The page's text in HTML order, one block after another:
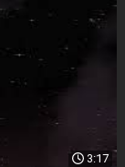
3:17